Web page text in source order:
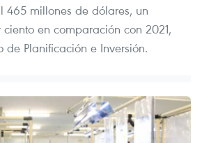
465 millones de dólares, un
en comparación con 2021,
de Planificación e Inversión.